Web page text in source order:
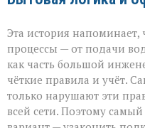
Эта история
процессы — от подачи
как часть большой
чёткие правила и учёт.
только нарушают эти
всей сети. Поэтому